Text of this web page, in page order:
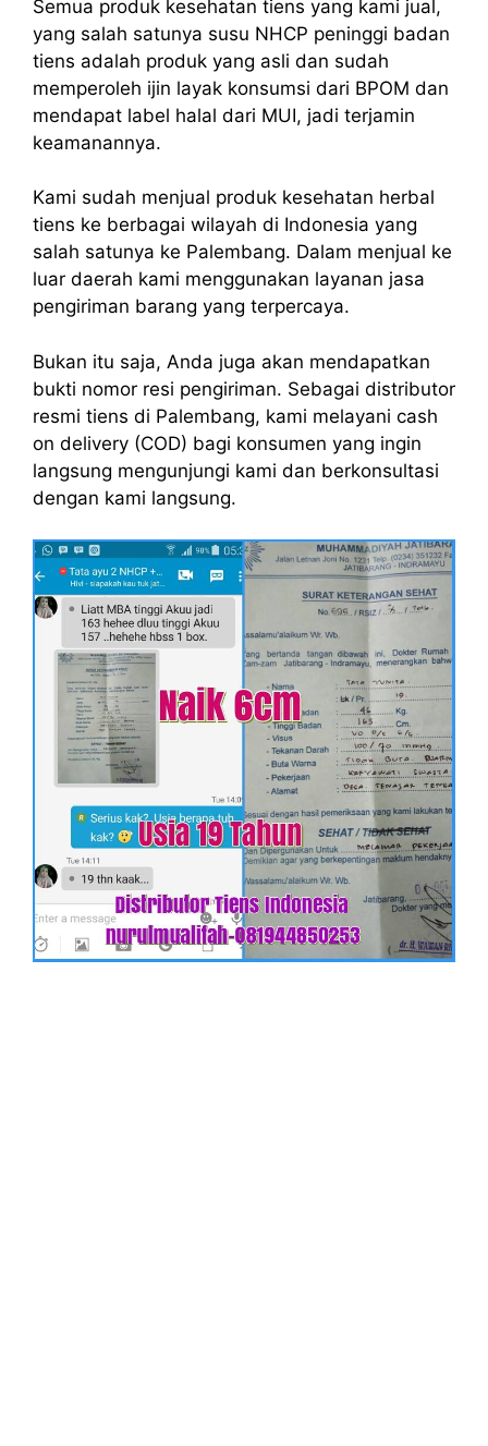
Semua produk kesehatan tiens yang kami jual,
yang salah satunya susu NHCP peninggi badan
tiens adalah produk yang asli dan sudah
memperoleh ijin layak konsumsi dari BPOM dan
mendapat label halal dari MUI, jadi terjamin
keamanannya.
Kami sudah menjual produk kesehatan herbal
tiens ke berbagai wilayah di Indonesia yang
salah satunya ke Palembang. Dalam menjual ke
luar daerah kami menggunakan layanan jasa
pengiriman barang yang terpercaya.
Bukan itu saja, Anda juga akan mendapatkan
bukti nomor resi pengiriman. Sebagai distributor
resmi tiens di Palembang, kami melayani cash
on delivery (COD) bagi konsumen yang ingin
langsung mengunjungi kami dan berkonsultasi
dengan kami langsung.